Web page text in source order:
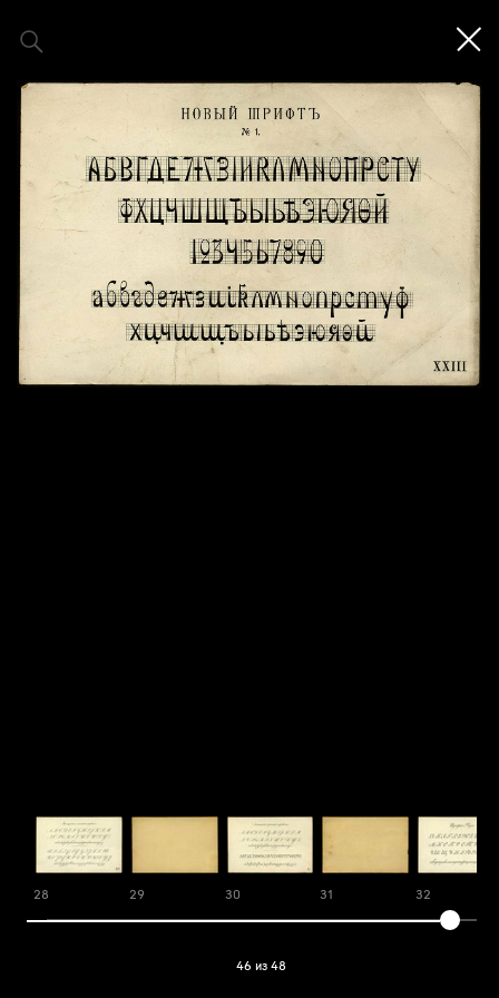
28 29 30 31 32
46 из 48